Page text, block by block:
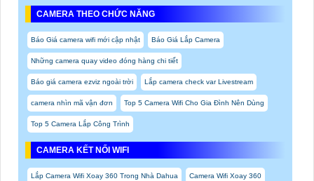
CAMERA THEO CHỨC NĂNG
Báo Giá camera wifi mới cập nhật Báo Giá Lắp Camera
Những camera quay video đóng hàng chi tiết
Báo giá camera ezviz ngoài trời Lắp camera check var Livestream
camera nhìn mã vận đơn Top 5 Camera Wifi Cho Gia Đình Nên Dùng
Top 5 Camera Lắp Công Trình
CAMERA KẾT NỐI WIFI
Lắp Camera Wifi Xoay 360 Trong Nhà Dahua Camera Wifi Xoay 360